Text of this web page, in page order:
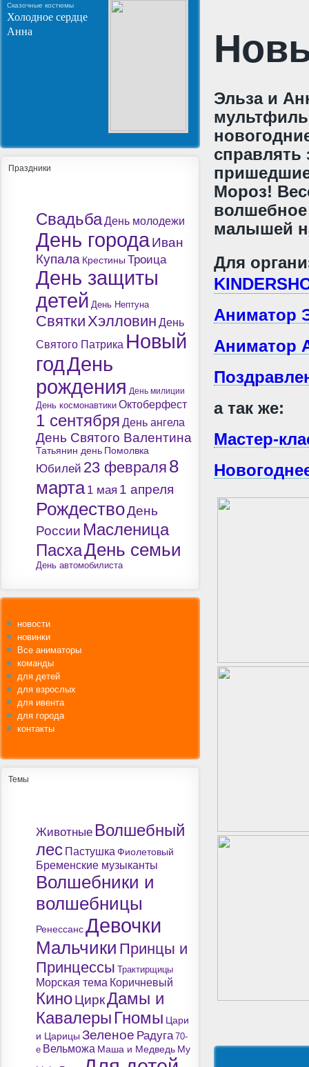
Сказочные костюмы
Холодное сердце
Анна
Праздники
СвадьбаДень молодежи
День городаИван
Купала Крестины Троица
День защиты
детей День Нептуна
Святки Хэлловин День
Святого Патрика Новый
годДень
рождения День милиции
День космонавтики Октоберфест
1 сентября День ангела
День Святого Валентина
Татьянин день Помолвка
Юбилей 23 февраля 8
марта 1 мая 1 апреля
РождествоДень
России Масленица
ПасхаДень семьи
День автомобилиста
новости
новинки
Все аниматоры
команды
для детей
для взрослых
для ивента
для города
контакты
Темы
Животные Волшебный
лес Пастушка Фиолетовый
Бременские музыканты
Волшебники и
волшебницы
Ренессанс Девочки
Мальчики Принцы и
Принцессы Трактирщицы
Морская тема Коричневый
КиноЦиркДамы и
Кавалеры Гномы Цари
и Царицы Зеленое Радуга 70-
е Вельможа Маша и Медведь My
Эльза и
справлять
Мороз!
малышей
Для
Аниматор
Аниматор
а так же:
Мастер-